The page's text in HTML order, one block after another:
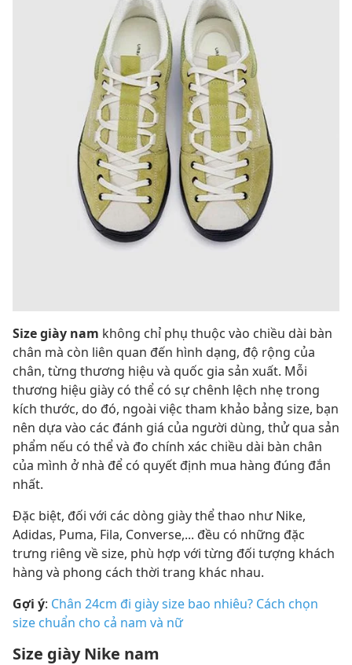
Size giày nam không chỉ phụ thuộc vào chiều dài bàn
chân mà còn liên quan đến hình dạng, độ rộng của
chân, từng thương hiệu và quốc gia sản xuất. Mỗi
thương hiệu giày có thể có sự chênh lệch nhẹ trong
kích thước, do đó, ngoài việc tham khảo bảng size, bạn
nên dựa vào các đánh giá của người dùng, thử qua sản
phẩm nếu có thể và đo chính xác chiều dài bàn chân
của mình ở nhà để có quyết định mua hàng đúng đắn
nhất.
Đặc biệt, đối với các dòng giày thể thao như Nike,
Adidas, Puma, Fila, Converse,... đều có những đặc
trưng riêng về size, phù hợp với từng đối tượng khách
hàng và phong cách thời trang khác nhau.
Gợi ý: Chân 24cm đi giày size bao nhiêu? Cách chọn
size chuẩn cho cả nam và nữ
Size giày Nike nam